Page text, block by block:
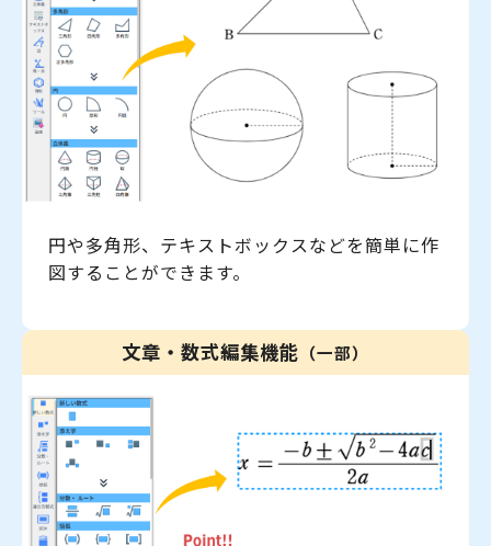
円や多角形、テキストボックスなどを簡単に作
図することができます。
文章・数式編集機能 （一部）